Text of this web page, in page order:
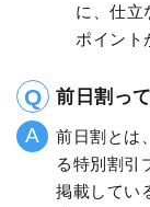
に、仕立
ポイント
前日割っ
前日割とは
る特別割引
掲載してい